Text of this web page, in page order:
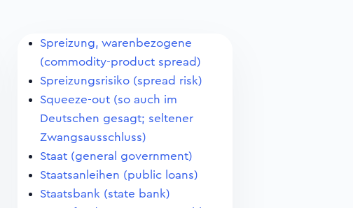
Spreizung, warenbezogene
(commodity-product spread)
Spreizungsrisiko (spread risk)
Squeeze-out (so auch im
Deutschen gesagt; seltener
Zwangsausschluss)
Staat (general government)
Staatsanleihen (public loans)
Staatsbank (state bank)